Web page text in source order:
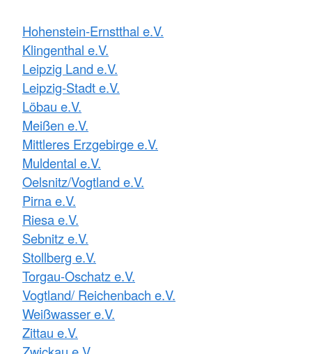
Hohenstein-Ernstthal e.V.
Klingenthal e.V.
Leipzig Land e.V.
Leipzig-Stadt e.V.
Löbau e.V.
Meißen e.V.
Mittleres Erzgebirge e.V.
Muldental e.V.
Oelsnitz/Vogtland e.V.
Pirna e.V.
Riesa e.V.
Sebnitz e.V.
Stollberg e.V.
Torgau-Oschatz e.V.
Vogtland/ Reichenbach e.V.
Weißwasser e.V.
Zittau e.V.